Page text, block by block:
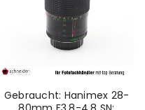
Gebraucht: Hanimex 28-